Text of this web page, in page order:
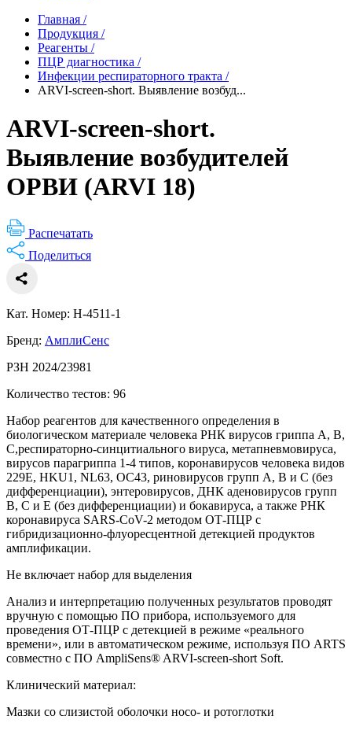
Главная /
Продукция /
Реагенты /
ПЦР диагностика /
Инфекции респираторного тракта /
ARVI-screen-short. Выявление возбуд...
ARVI-screen-short.
Выявление возбудителей
ОРВИ (ARVI 18)
Распечатать
Поделиться
Кат. Номер: Н-4511-1
Бренд: АмплиСенс
РЗН 2024/23981
Количество тестов: 96
Набор реагентов для качественного определения в
биологическом материале человека РНК вирусов гриппа А, В,
С,респираторно-синцитиального вируса, метапневмовируса,
вирусов парагриппа 1-4 типов, коронавирусов человека видов
229E, HKU1, NL63, OC43, риновирусов групп А, В и С (без
дифференциации), энтеровирусов, ДНК аденовирусов групп
B, C и E (без дифференциации) и бокавируса, а также РНК
коронавируса SARS-CoV-2 методом ОТ-ПЦР с
гибридизационно-флуоресцентной детекцией продуктов
амплификации.
Не включает набор для выделения
Анализ и интерпретацию полученных результатов проводят
вручную с помощью ПО прибора, используемого для
проведения ОТ-ПЦР c детекцией в режиме «реального
времени», или в автоматическом режиме, используя ПО ARTS
совместно с ПО AmpliSens® ARVI-screen-short Soft.
Клинический материал:
Мазки со слизистой оболочки носо- и ротоглотки